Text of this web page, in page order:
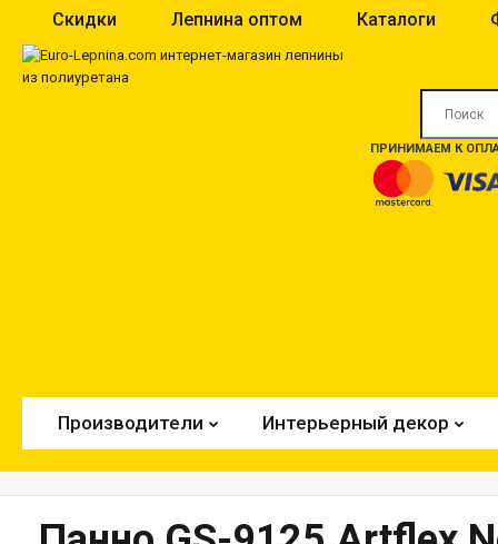
Скидки Лепнина оптом Каталоги
ПРИНИМАЕМ К
Производители Интерьерный декор